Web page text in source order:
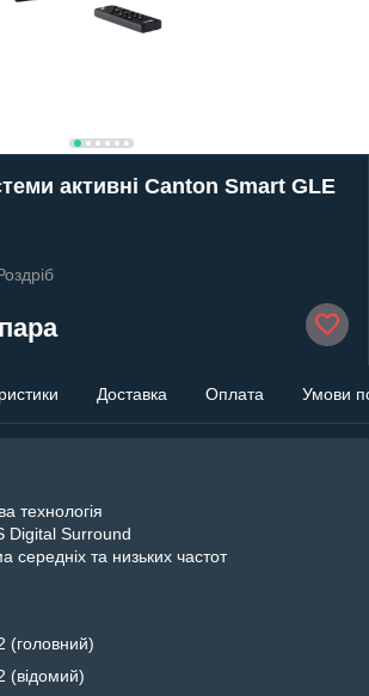
активні Canton Smart GLE
Доставка Оплата Умови
технологія
Digital Surround
середніх та низьких частот
(головний)
(відомий)